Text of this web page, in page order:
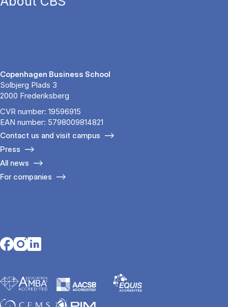
Copenhagen Business School
Solbjerg Plads 3
2000 Frederiksberg
CVR number: 19596915
EAN number: 5798009814821
Contact us and visit campus
Press
All news
For companies
Opens in a new tab
Opens in a new tab
Opens in a new tab